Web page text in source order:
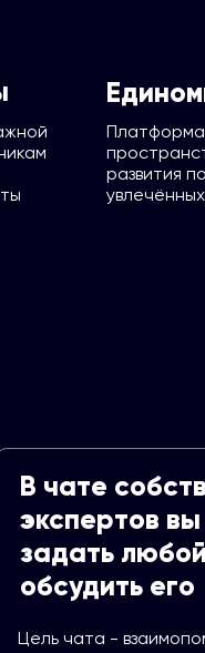
развития
Цель чата -
В чате
экспертов
задать
обсудить его